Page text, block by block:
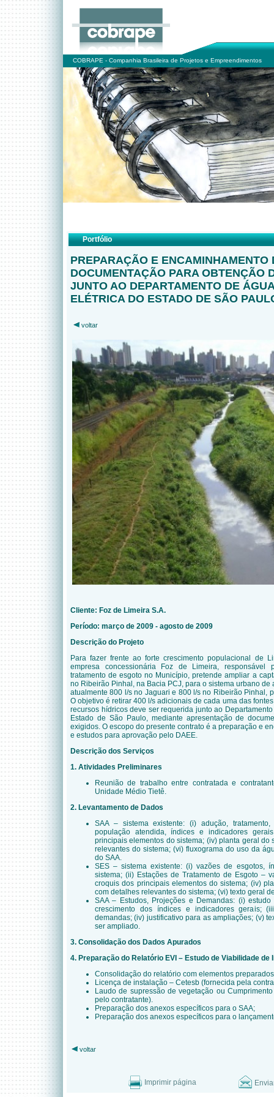
COBRAPE - Companhia Brasileira de Projetos e Empreendimentos
Portfólio
PREPARAÇÃO E ENCAMINHAMENTO
DOCUMENTAÇÃO PARA OBTENÇÃO
JUNTO AO DEPARTAMENTO DE
ELÉTRICA DO ESTADO DE SÃO
voltar
Cliente: Foz de Limeira S.A.
Período: março de 2009 - agosto de 2009
Descrição do Projeto
Para fazer frente ao forte crescimento populacional de
empresa concessionária Foz de Limeira,
tratamento de esgoto no Município, pretende ampliar a
no Ribeirão Pinhal, na Bacia PCJ, para o sistema urbano de
atualmente 800 l/s no Jaguari e 800 l/s no Ribeirão Pinhal,
O objetivo é retirar 400 l/s adicionais de cada uma das
recursos hídricos deve ser requerida junto ao
Estado de São Paulo, mediante apresentação de
exigidos. O escopo do presente contrato é a preparação e
e estudos para aprovação pelo DAEE.
Descrição dos Serviços
1. Atividades Preliminares
Reunião de trabalho entre contratada e
Unidade Médio Tietê.
2. Levantamento de Dados
SAA – sistema existente: (i) adução,
população atendida, índices e indicadores
principais elementos do sistema; (iv) planta geral do
relevantes do sistema; (vi) fluxograma do uso da
do SAA.
SES – sistema existente: (i) vazões de esgotos,
sistema; (ii) Estações de Tratamento de Esgoto –
croquis dos principais elementos do sistema; (iv)
com detalhes relevantes do sistema; (vi) texto geral
SAA – Estudos, Projeções e Demandas: (i)
crescimento dos índices e indicadores gerais;
demandas; (iv) justificativo para as ampliações; (v)
ser ampliado.
3. Consolidação dos Dados Apurados
4. Preparação do Relatório EVI – Estudo de Viabilidade de
Consolidação do relatório com elementos
Licença de instalação – Cetesb (fornecida pela
Laudo de supressão de vegetação ou
pelo contratante).
Preparação dos anexos específicos para o SAA;
Preparação dos anexos específicos para o
voltar
Imprimir página